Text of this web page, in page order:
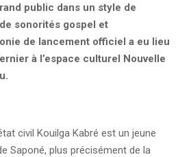
public dans un style de
sonorités gospel et
de lancement officiel a eu lieu
à l’espace culturel Nouvelle
civil Kouilga Kabré est un jeune
Saponé, plus précisément de la